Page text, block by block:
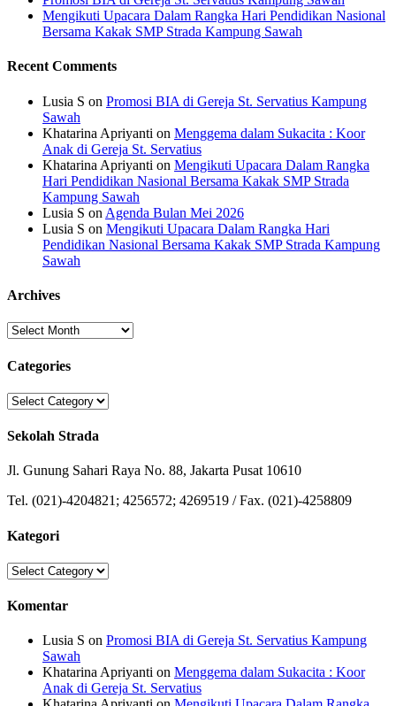
Mengikuti Upacara Dalam Rangka Hari Pendidikan Nasional
Bersama Kakak SMP Strada Kampung Sawah
Recent Comments
Lusia S on Promosi BIA di Gereja St. Servatius Kampung
Sawah
Khatarina Apriyanti on Menggema dalam Sukacita : Koor
Anak di Gereja St. Servatius
Khatarina Apriyanti on Mengikuti Upacara Dalam Rangka
Hari Pendidikan Nasional Bersama Kakak SMP Strada
Kampung Sawah
Lusia S on Agenda Bulan Mei 2026
Lusia S on Mengikuti Upacara Dalam Rangka Hari
Pendidikan Nasional Bersama Kakak SMP Strada Kampung
Sawah
Archives
Archives
Categories
Categories
Sekolah Strada
Jl. Gunung Sahari Raya No. 88, Jakarta Pusat 10610
Tel. (021)-4204821; 4256572; 4269519 / Fax. (021)-4258809
Kategori
Kategori
Komentar
Lusia S on Promosi BIA di Gereja St. Servatius Kampung
Sawah
Khatarina Apriyanti on Menggema dalam Sukacita : Koor
Anak di Gereja St. Servatius